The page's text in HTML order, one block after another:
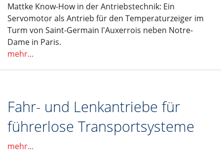
Mattke Know-How in der Antriebstechnik: Ein
Servomotor als Antrieb für den Temperaturzeiger im
Turm von Saint-Germain I'Auxerrois neben Notre-
Dame in Paris.
mehr...
Fahr- und Lenkantriebe für
führerlose Transportsysteme
mehr...